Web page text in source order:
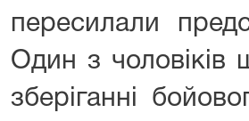
пересилали
Один з чоловіків
зберіганні